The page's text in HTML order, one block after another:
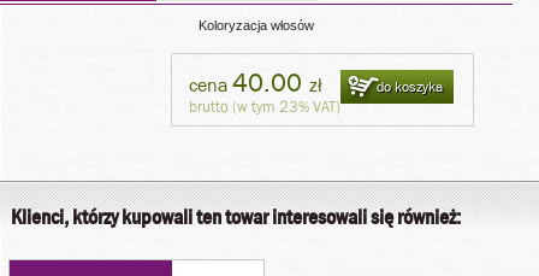
Koloryzacja włosów
cena40.00 zł
brutto (w tym 23% VAT)
do koszyka
Klienci, którzy kupowali ten towar interesowali się również: